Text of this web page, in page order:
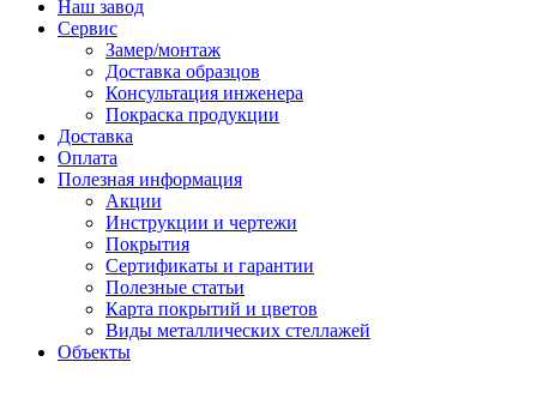
Наш завод
Сервис
Замер/монтаж
Доставка образцов
Консультация инженера
Покраска продукции
Доставка
Оплата
Полезная информация
Акции
Инструкции и чертежи
Покрытия
Сертификаты и гарантии
Полезные статьи
Карта покрытий и цветов
Виды металлических стеллажей
Объекты